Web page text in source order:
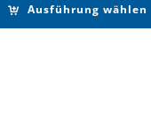
Ausführung wählen